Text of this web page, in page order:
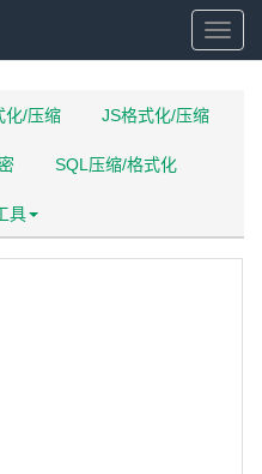
站
化/压缩 JS格式化/压缩
SQL压缩/格式化
具